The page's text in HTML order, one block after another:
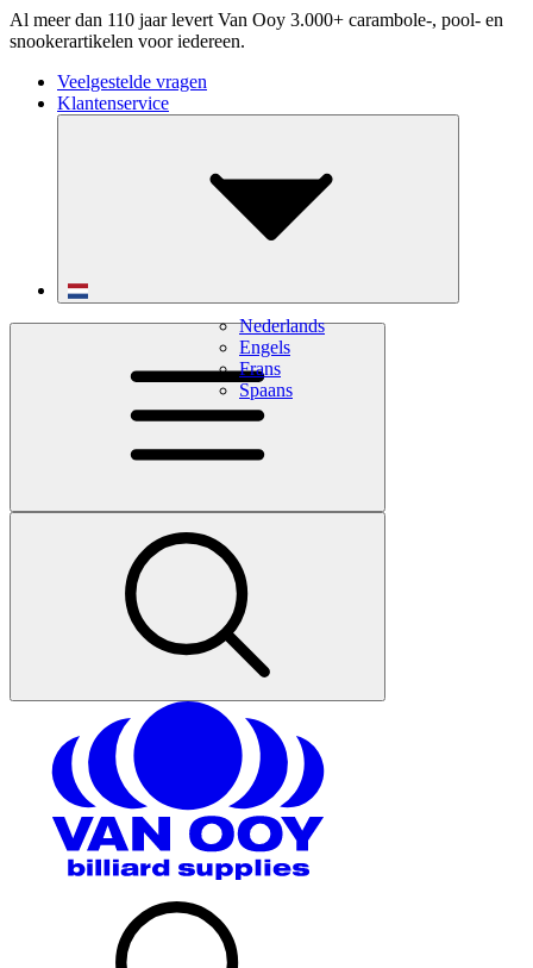
Al meer dan 110 jaar levert Van Ooy 3.000+ carambole-, pool- en
snookerartikelen voor iedereen.
Veelgestelde vragen
Klantenservice
Nederlands
Engels
Frans
Spaans